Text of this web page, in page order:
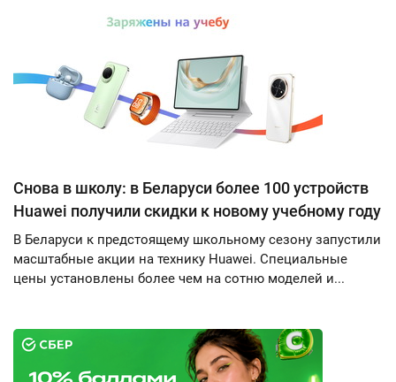
Снова в школу: в Беларуси более 100 устройств
Huawei получили скидки к новому учебному году
В Беларуси к предстоящему школьному сезону запустили
масштабные акции на технику Huawei. Специальные
цены установлены более чем на сотню моделей и...